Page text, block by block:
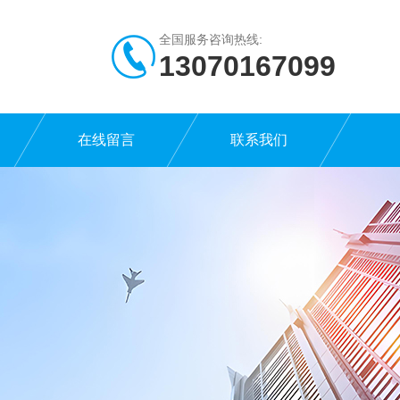
全国服务咨询热线:
13070167099
在线留言 联系我们